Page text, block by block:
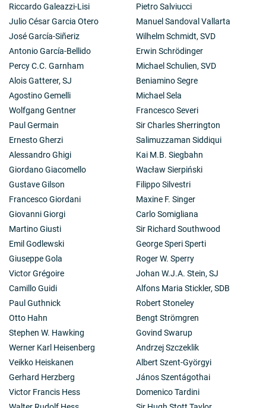
Riccardo Galeazzi-Lisi
Julio César Garcia Otero
José García-Siñeriz
Antonio García-Bellido
Percy C.C. Garnham
Alois Gatterer, SJ
Agostino Gemelli
Wolfgang Gentner
Paul Germain
Ernesto Gherzi
Alessandro Ghigi
Giordano Giacomello
Gustave Gilson
Francesco Giordani
Giovanni Giorgi
Martino Giusti
Emil Godlewski
Giuseppe Gola
Victor Grégoire
Camillo Guidi
Paul Guthnick
Otto Hahn
Stephen W. Hawking
Werner Karl Heisenberg
Veikko Heiskanen
Gerhard Herzberg
Victor Francis Hess
Pietro Salviucci
Manuel Sandoval Vallarta
Wilhelm Schmidt, SVD
Erwin Schrödinger
Michael Schulien, SVD
Beniamino Segre
Michael Sela
Francesco Severi
Sir Charles Sherrington
Salimuzzaman Siddiqui
Kai M.B. Siegbahn
Wacław Sierpiński
Filippo Silvestri
Maxine F. Singer
Carlo Somigliana
Sir Richard Southwood
George Speri Sperti
Roger W. Sperry
Johan W.J.A. Stein, SJ
Alfons Maria Stickler, SDB
Robert Stoneley
Bengt Strömgren
Govind Swarup
Andrzej Szczeklik
Albert Szent-Györgyi
János Szentágothai
Domenico Tardini